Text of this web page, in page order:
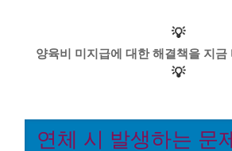
💡
양육비 미지급에 대한 해결책을 지금
💡
연체 시 발생하는 문